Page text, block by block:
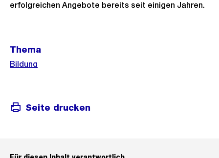
erfolgreichen Angebote bereits seit einigen Jahren.
Informationen
Thema
Bildung
Seite drucken